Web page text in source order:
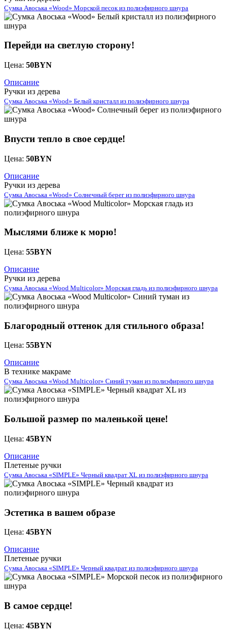
Сумка Авоська «Wood» Морской песок из полиэфирного шнура
Перейди на светлую сторону!
Цена: 50BYN
Описание
Ручки из дерева
Сумка Авоська «Wood» Белый кристалл из полиэфирного шнура
Впусти тепло в свое сердце!
Цена: 50BYN
Описание
Ручки из дерева
Сумка Авоська «Wood» Солнечный берег из полиэфирного шнура
Мыслями ближе к морю!
Цена: 55BYN
Описание
Ручки из дерева
Сумка Авоська «Wood Multicolor» Морская гладь из полиэфирного шнура
Благородный оттенок для стильного образа!
Цена: 55BYN
Описание
В технике макраме
Сумка Авоська «Wood Multicolor» Синий туман из полиэфирного шнура
Большой размер по маленькой цене!
Цена: 45BYN
Описание
Плетеные ручки
Сумка Авоська «SIMPLE» Черный квадрат XL из полиэфирного шнура
Эстетика в вашем образе
Цена: 45BYN
Описание
Плетеные ручки
Сумка Авоська «SIMPLE» Черный квадрат из полиэфирного шнура
В самое сердце!
Цена: 45BYN